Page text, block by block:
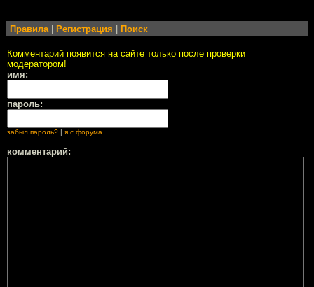
Правила| Регистрация Поиск
Комментарий появится на сайте только после проверки
модератором!
имя:
пароль:
забыл пароль? я с форума
комментарий: